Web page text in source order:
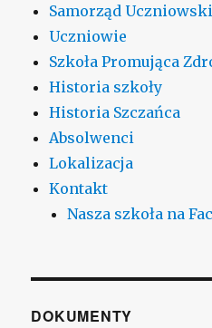
Samorząd Uczniowski
Uczniowie
Szkoła Promująca
Historia szkoły
Historia Szczańca
Absolwenci
Lokalizacja
Kontakt
Nasza szkoła na
DOKUMENTY